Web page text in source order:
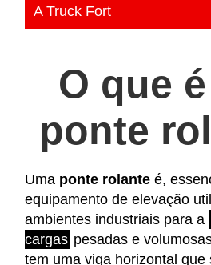
A Truck Fort
O que
ponte
Uma ponte rolante é,
equipamento de elevação
ambientes industriais para a
cargas pesadas e
tem uma viga horizontal que